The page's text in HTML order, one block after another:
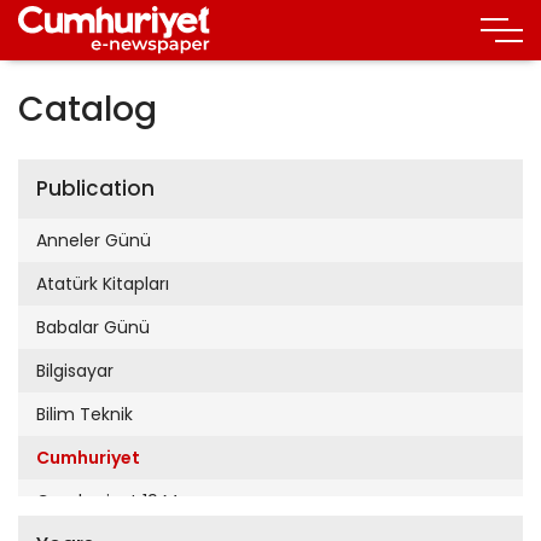
Catalog
Publication
Anneler Günü
Atatürk Kitapları
Babalar Günü
Bilgisayar
Bilim Teknik
Cumhuriyet
Cumhuriyet 19 Mayıs